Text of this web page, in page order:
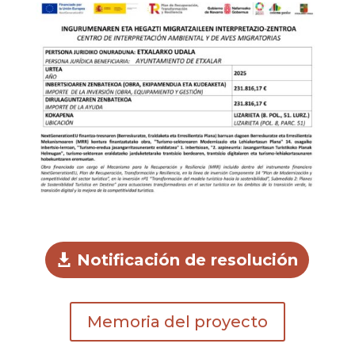
Notificación de resolución
Memoria del proyecto